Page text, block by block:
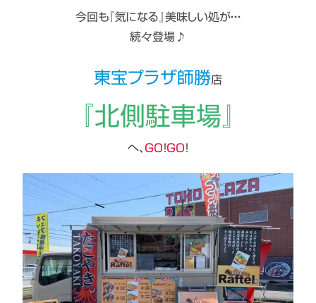
今回も『気になる』美味しい処が・・・
続々登場♪
東宝プラザ師勝店
『北側駐車場』
へ、 GO！GO！